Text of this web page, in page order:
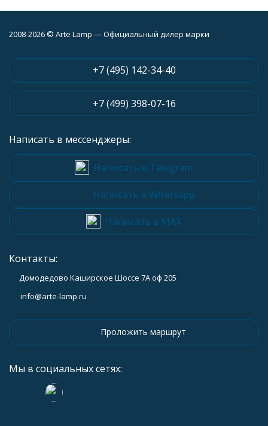
2008-2026 © Arte Lamp — Официальный дилер марки
+7 (495) 142-34-40
+7 (499) 398-07-16
Написать в мессенджеры:
Написать в Telegram
Написать в Whatsapp
Написать в MAX
Контакты:
Домодедово Каширское Шоссе 7А оф 205
info@arte-lamp.ru
Проложить маршрут
Мы в социальных сетях: